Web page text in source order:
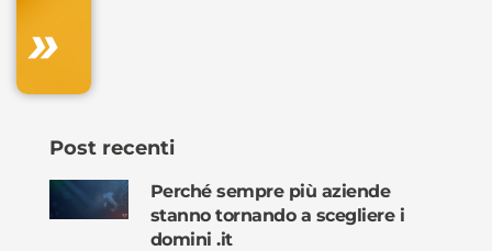
»
Post recenti
Perché sempre più aziende
stanno tornando a scegliere i
domini .it